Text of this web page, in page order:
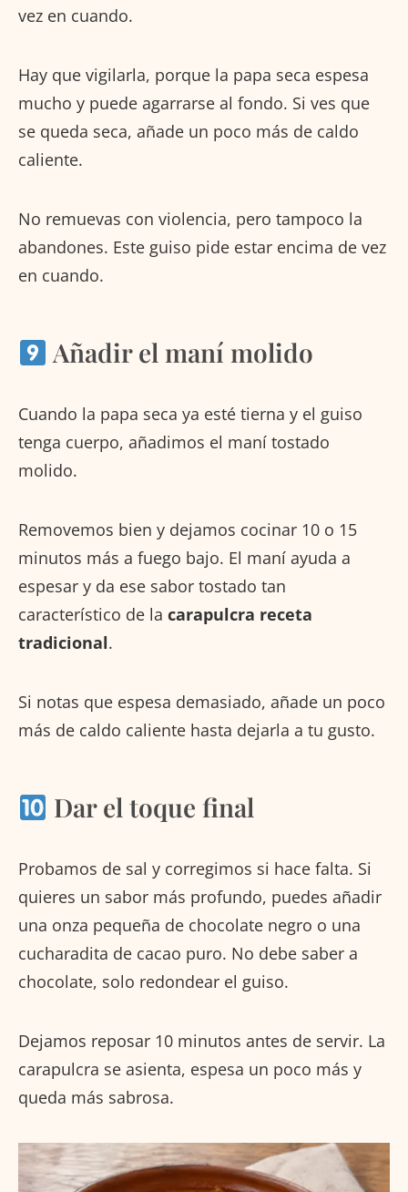
vez en cuando.
Hay que vigilarla, porque la papa seca espesa
mucho y puede agarrarse al fondo. Si ves que
se queda seca, añade un poco más de caldo
caliente.
No remuevas con violencia, pero tampoco la
abandones. Este guiso pide estar encima de vez
en cuando.
Añadir el maní molido
Cuando la papa seca ya esté tierna y el guiso
tenga cuerpo, añadimos el maní tostado
molido.
Removemos bien y dejamos cocinar 10 o 15
minutos más a fuego bajo. El maní ayuda a
espesar y da ese sabor tostado tan
característico de la carapulcra receta
tradicional.
Si notas que espesa demasiado, añade un poco
más de caldo caliente hasta dejarla a tu gusto.
Dar el toque final
Probamos de sal y corregimos si hace falta. Si
quieres un sabor más profundo, puedes añadir
una onza pequeña de chocolate negro o una
cucharadita de cacao puro. No debe saber a
chocolate, solo redondear el guiso.
Dejamos reposar 10 minutos antes de servir. La
carapulcra se asienta, espesa un poco más y
queda más sabrosa.